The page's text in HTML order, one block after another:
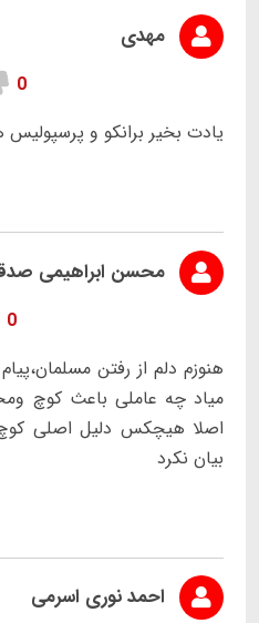
مهدی
0
یادت بخیر برانکو و
محسن ابراهیمی
0
هنوزم دلم از رفتن
میاد چه عاملی باعث کوچ
اصلا هیچکس دلیل اصلی
بیان نکرد
احمد نوری اسرمی